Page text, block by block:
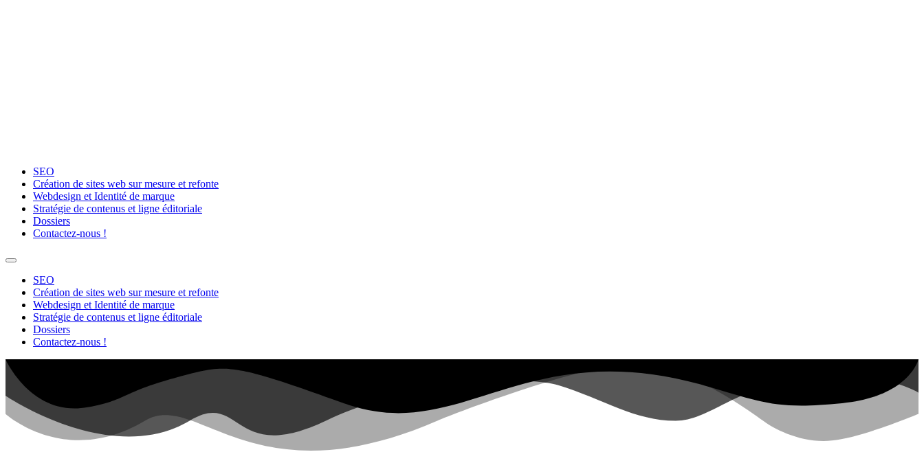
SEO
Création de sites web sur mesure et refonte
Webdesign et Identité de marque
Stratégie de contenus et ligne éditoriale
Dossiers
Contactez-nous !
SEO
Création de sites web sur mesure et refonte
Webdesign et Identité de marque
Stratégie de contenus et ligne éditoriale
Dossiers
Contactez-nous !